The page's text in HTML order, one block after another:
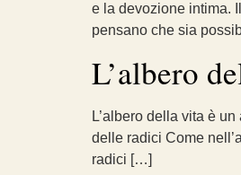
e la devozione intima.
pensano che sia
L’albero
L’albero della vita è
delle radici Come
radici […]